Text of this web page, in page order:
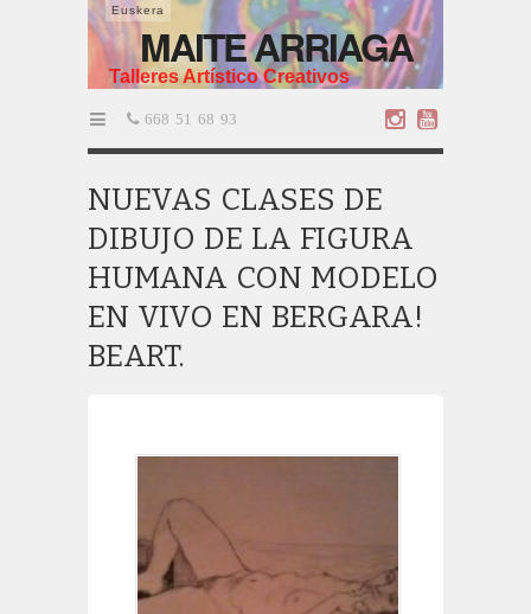
Euskera
MAITE ARRIAGA
Talleres Artístico Creativos
668 51 68 93
NUEVAS CLASES DE
DIBUJO DE LA FIGURA
HUMANA CON MODELO
EN VIVO EN BERGARA!
BEART.